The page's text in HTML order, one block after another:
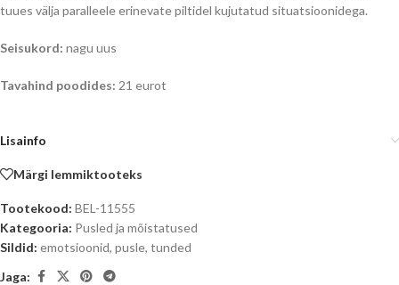
tuues välja paralleele erinevate piltidel kujutatud situatsioonidega.
Seisukord: nagu uus
Tavahind poodides: 21 eurot
Lisainfo
Märgi lemmiktooteks
Tootekood: BEL-11555
Kategooria: Pusled ja mõistatused
Sildid: emotsioonid, pusle, tunded
Jaga: